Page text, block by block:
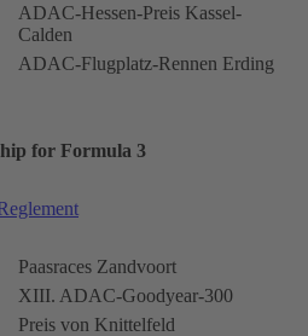
ADAC-Hessen-Preis Kassel-
Calden
ADAC-Flugplatz-Rennen Erding
for Formula 3
Paasraces Zandvoort
XIII. ADAC-Goodyear-300
Preis von Knittelfeld